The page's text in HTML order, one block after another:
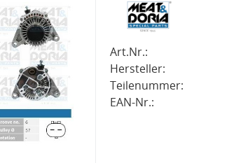
Art.Nr.:
Hersteller:
Teilenummer:
EAN-Nr.: